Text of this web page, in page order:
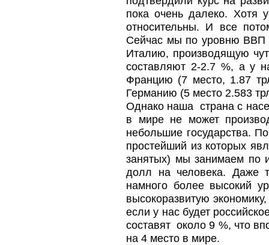
пока очень далеко. Хотя
относительны. И все
Сейчас мы по уровню ВВП
Италию, производящую
составляют 2-2.7 %, а у
Францию (7 место, 1.87
Германию (5 место 2.583
Однако наша страна с
в мире не может
небольшие государства.
простейший из которых
занятых) мы занимаем по
долл на человека. Даже
намного более высокий
высокоразвитую
если у нас будет
составят около 9 %, что
на 4 место в мире.